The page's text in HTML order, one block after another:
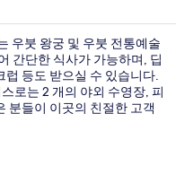
우붓 왕궁 및 우붓 전통예술
간단한 식사가 가능하며, 딥
등도 받으실 수 있습니다.
로는 2 개의 야외 수영장, 피
분들이 이곳의 친절한 고객